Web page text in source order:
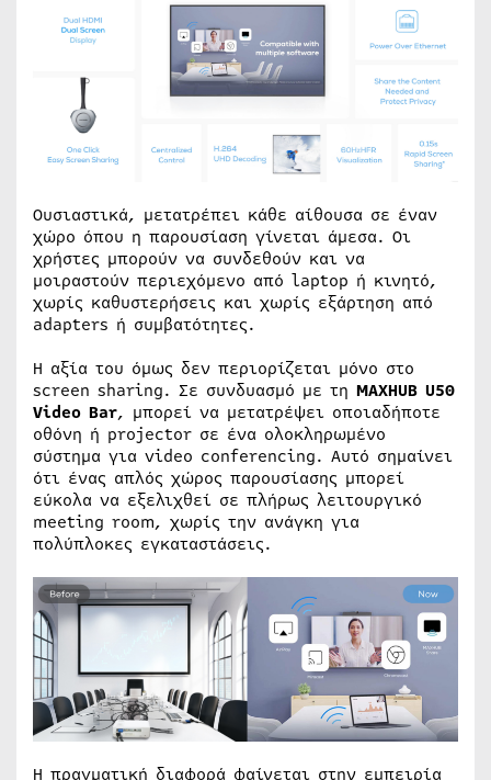
Ουσιαστικά, μετατρέπει κάθε αίθουσα σε έναν
χώρο όπου η παρουσίαση γίνεται άμεσα. Οι
χρήστες μπορούν να συνδεθούν και να
μοιραστούν περιεχόμενο από laptop ή κινητό,
χωρίς καθυστερήσεις και χωρίς εξάρτηση από
adapters ή συμβατότητες.
Η αξία του όμως δεν περιορίζεται μόνο στο
screen sharing. Σε συνδυασμό με τη MAXHUB U50
Video Bar, μπορεί να μετατρέψει οποιαδήποτε
οθόνη ή projector σε ένα ολοκληρωμένο
σύστημα για video conferencing. Αυτό σημαίνει
ότι ένας απλός χώρος παρουσίασης μπορεί
εύκολα να εξελιχθεί σε πλήρως λειτουργικό
meeting room, χωρίς την ανάγκη για
πολύπλοκες εγκαταστάσεις.
Η πραγματική διαφορά φαίνεται στην εμπειρία